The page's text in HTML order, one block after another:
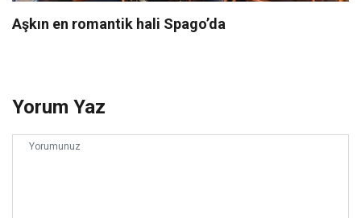
Aşkın en romantik hali Spago’da
Yorum Yaz